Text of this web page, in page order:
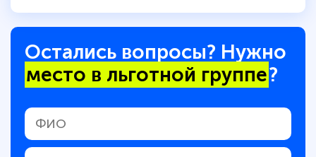
Остались вопросы? Нужно
место в льготной группе?